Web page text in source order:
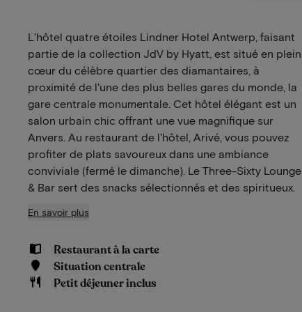
L'hôtel quatre étoiles Lindner Hotel Antwerp, faisant
partie de la collection JdV by Hyatt, est situé en plein
cœur du célèbre quartier des diamantaires, à
proximité de l'une des plus belles gares du monde, la
gare centrale monumentale. Cet hôtel élégant est un
salon urbain chic offrant une vue magnifique sur
Anvers. Au restaurant de l'hôtel, Arivé, vous pouvez
profiter de plats savoureux dans une ambiance
conviviale (fermé le dimanche). Le Three-Sixty Lounge
& Bar sert des snacks sélectionnés et des spiritueux.
En savoir plus
Restaurant à la carte
Situation centrale
Petit déjeuner inclus